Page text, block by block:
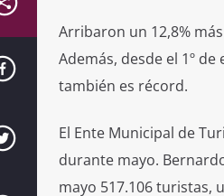
Arribaron un 12,8%
Además, desde el 1º
también es récord.
El Ente Municipal de
durante mayo.
mayo 517.106 turistas,